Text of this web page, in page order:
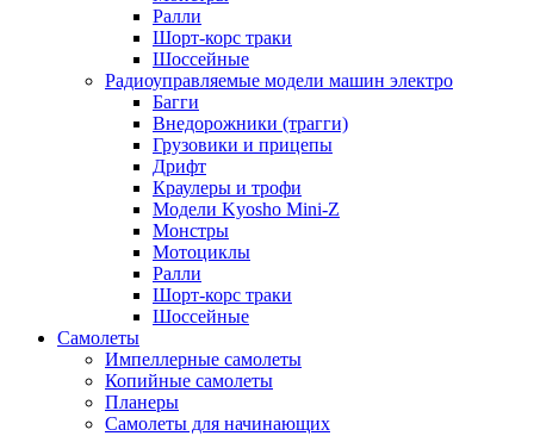
Ралли
Шорт-корс траки
Шоссейные
Радиоуправляемые модели машин электро
Багги
Внедорожники (трагги)
Грузовики и прицепы
Дрифт
Краулеры и трофи
Модели Kyosho Mini-Z
Монстры
Мотоциклы
Ралли
Шорт-корс траки
Шоссейные
Самолеты
Импеллерные самолеты
Копийные самолеты
Планеры
Самолеты для начинающих